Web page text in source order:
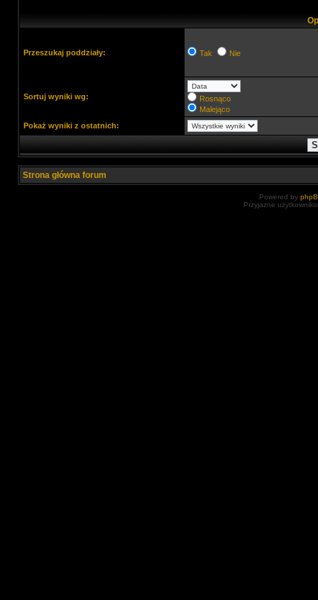
Przeszukaj poddziały: Tak Nie
Sortuj wyniki wg:
Rosnąco
Malejąco
Pokaż wyniki z ostatnich:
Strona główna forum
Powered by
Przyjazne